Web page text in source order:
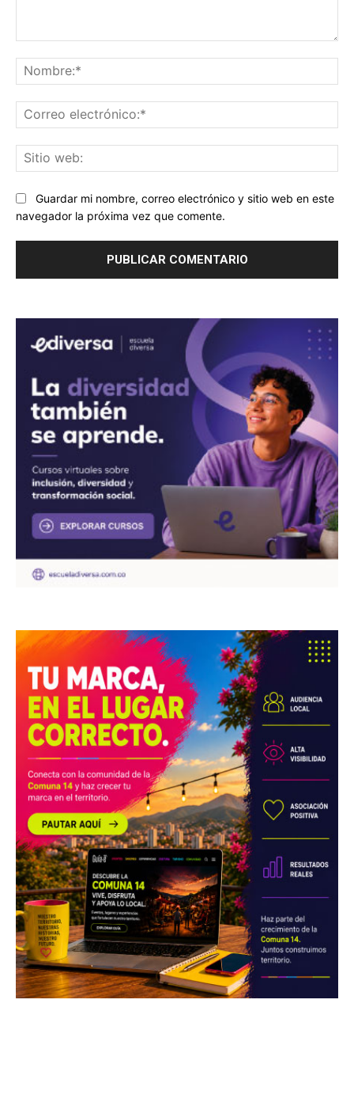
Guardar mi nombre, correo electrónico y sitio web en este
navegador la próxima vez que comente.